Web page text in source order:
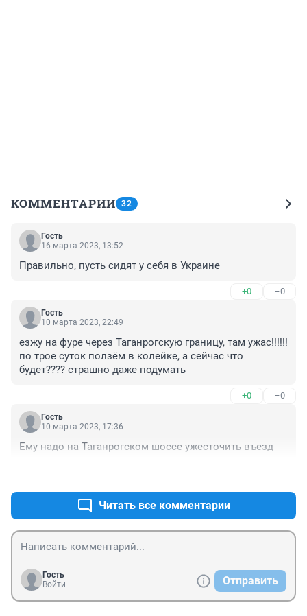
КОММЕНТАРИИ 32
Гость
16 марта 2023, 13:52
Правильно, пусть сидят у себя в Украине
+0 –0
Гость
10 марта 2023, 22:49
езжу на фуре через Таганрогскую границу, там ужас!!!!!!
по трое суток ползём в колейке, а сейчас что
будет???? страшно даже подумать
+0 –0
Гость
10 марта 2023, 17:36
Ему надо на Таганрогском шоссе ужесточить въезд
Читать все комментарии
Гость
Войти
Отправить